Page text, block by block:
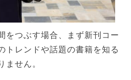
をつぶす場合、まず新刊コー
トレンドや話題の書籍を知る
ません。